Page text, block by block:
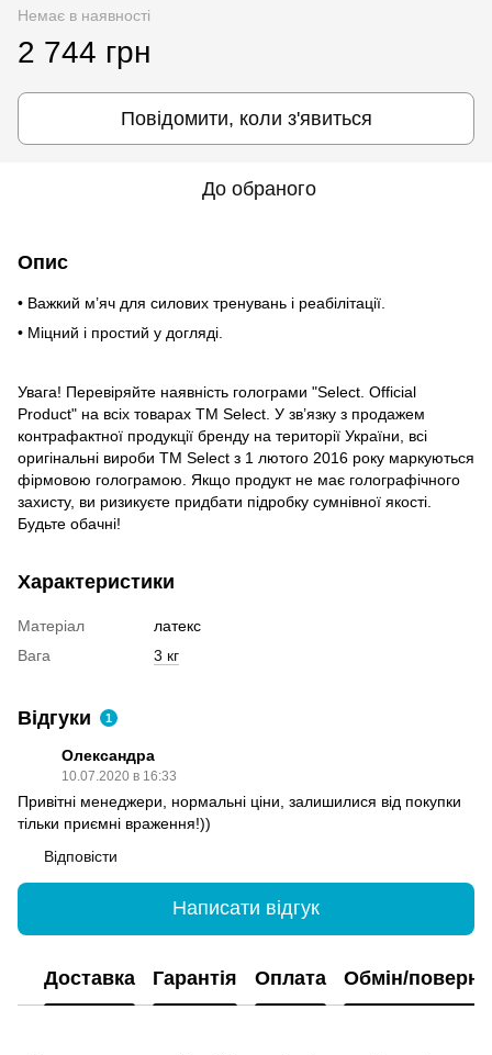
Немає в наявності
2 744 грн
Повідомити, коли з'явиться
До обраного
Опис
• Важкий м’яч для силових тренувань і реабілітації.
• Міцний і простий у догляді.
Увага! Перевіряйте наявність голограми "Select. Official
Product" на всіх товарах TM Select. У зв’язку з продажем
контрафактної продукції бренду на території України, всі
оригінальні вироби TM Select з 1 лютого 2016 року маркуються
фірмовою голограмою. Якщо продукт не має голографічного
захисту, ви ризикуєте придбати підробку сумнівної якості.
Будьте обачні!
Характеристики
Матеріал
латекс
Вага
3 кг
Відгуки 1
Олександра
10.07.2020 в 16:33
Привітні менеджери, нормальні ціни, залишилися від покупки
тільки приємні враження!))
Відповісти
Написати відгук
Доставка Гарантія Оплата Обмін/